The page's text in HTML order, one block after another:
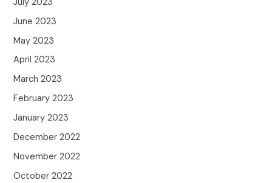
June 2023
May 2023
April 2023
March 2023
February 2023
January 2023
December 2022
November 2022
October 2022